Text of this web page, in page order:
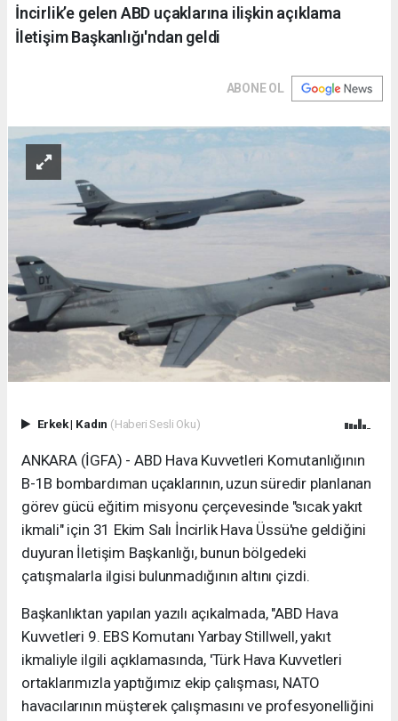
İncirlik’e gelen ABD uçaklarına ilişkin açıklama
İletişim Başkanlığı'ndan geldi
ABONE OL
Erkek| Kadın (Haberi Sesli Oku)
ANKARA (İGFA) - ABD Hava Kuvvetleri Komutanlığının
B-1B bombardıman uçaklarının, uzun süredir planlanan
görev gücü eğitim misyonu çerçevesinde "sıcak yakıt
ikmali" için 31 Ekim Salı İncirlik Hava Üssü'ne geldiğini
duyuran İletişim Başkanlığı, bunun bölgedeki
çatışmalarla ilgisi bulunmadığının altını çizdi.
Başkanlıktan yapılan yazılı açıkalmada, "ABD Hava
Kuvvetleri 9. EBS Komutanı Yarbay Stillwell, yakıt
ikmaliyle ilgili açıklamasında, 'Türk Hava Kuvvetleri
ortaklarımızla yaptığımız ekip çalışması, NATO
havacılarının müşterek çalışmasını ve profesyonelliğini